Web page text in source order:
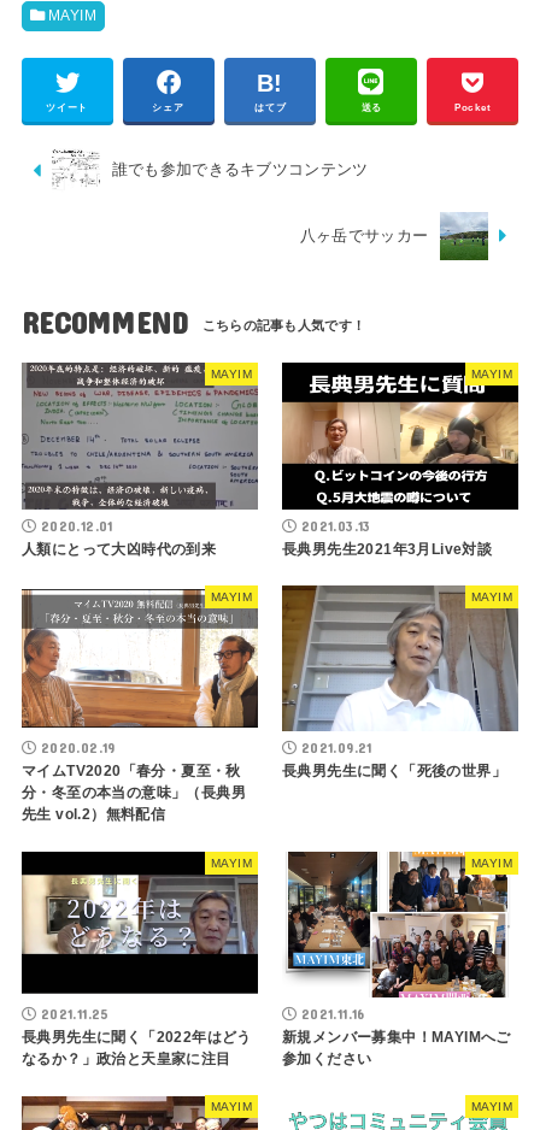
MAYIM
ツイート シェア はてブ 送る Pocket
誰でも参加できるキブツコンテンツ
八ヶ岳でサッカー
RECOMMEND
MAYIM
2020.12.01
人類にとって大凶時代の到来
MAYIM
2021.03.13
長典男先生2021年3月Live対談
MAYIM
2020.02.19
マイムTV2020「春分・夏至・秋
分・冬至の本当の意味」（長典男
先生 vol.2）無料配信
MAYIM
2021.09.21
長典男先生に聞く「死後の世界」
MAYIM
2021.11.25
長典男先生に聞く「2022年はどう
なるか？」政治と天皇家に注目
MAYIM
2021.11.16
新規メンバー募集中！MAYIMへご
参加ください
MAYIM MAYIM